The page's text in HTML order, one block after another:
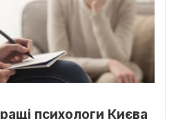
психологи Києва